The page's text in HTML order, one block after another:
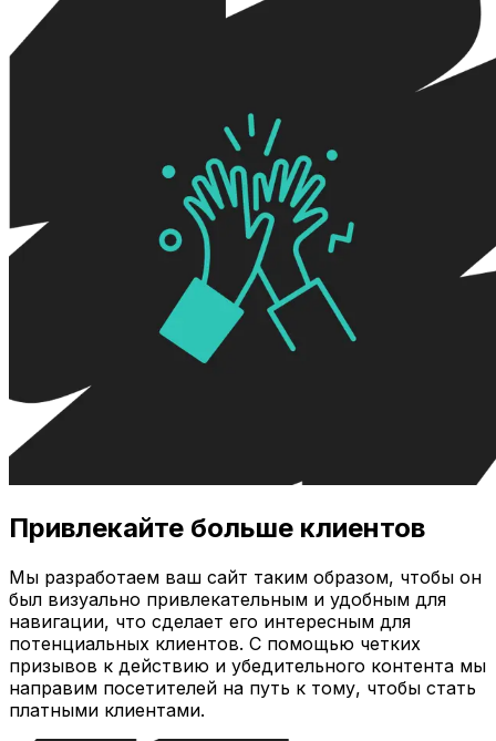
Привлекайте больше клиентов
Мы разработаем ваш сайт таким образом, чтобы он
был визуально привлекательным и удобным для
навигации, что сделает его интересным для
потенциальных клиентов. С помощью четких
призывов к действию и убедительного контента мы
направим посетителей на путь к тому, чтобы стать
платными клиентами.